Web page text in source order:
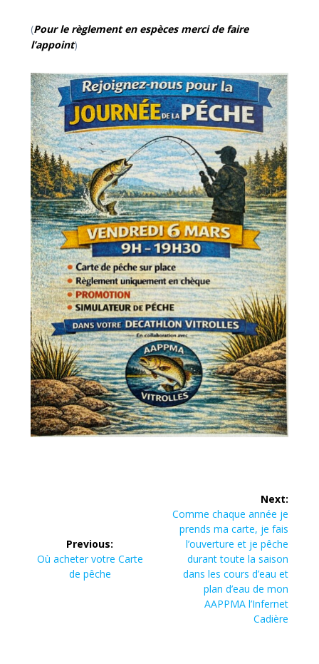
(Pour le règlement en espèces merci de faire
l’appoint)
l’articlePrevious:
Previous
Où acheter votre Carte
de pêche
Next:
Next
post:
Comme chaque année je
prends ma carte, je fais
l’ouverture et je pêche
durant toute la saison
dans les cours d’eau et
plan d’eau de mon
AAPPMA l’Infernet
Cadière